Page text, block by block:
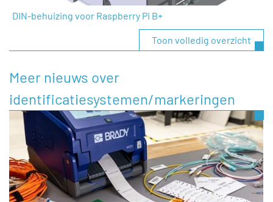
DIN-behuizing voor Raspberry Pi B+
Toon volledig overzicht
Meer nieuws over
identificatiesystemen/markeringen